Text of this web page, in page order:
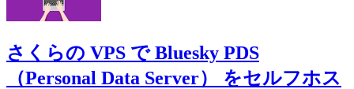
さくらの VPS で Bluesky PDS
（Personal Data Server） をセルフホス